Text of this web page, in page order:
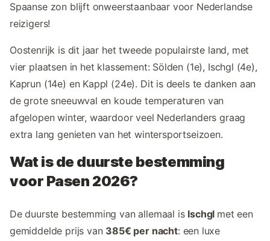
Spaanse zon blijft onweerstaanbaar voor Nederlandse
reizigers!
Oostenrijk is dit jaar het tweede populairste land, met
vier plaatsen in het klassement: Sölden (1e), Ischgl (4e),
Kaprun (14e) en Kappl (24e). Dit is deels te danken aan
de grote sneeuwval en koude temperaturen van
afgelopen winter, waardoor veel Nederlanders graag
extra lang genieten van het wintersportseizoen.
Wat is de duurste bestemming
voor Pasen 2026?
De duurste bestemming van allemaal is Ischgl met een
gemiddelde prijs van 385€ per nacht: een luxe